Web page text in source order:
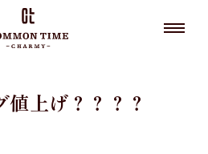
上げ？？？？